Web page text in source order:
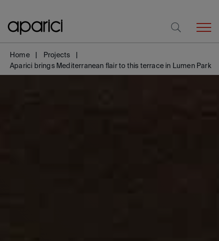
Home
Projects
Aparici brings Mediterranean flair to this terrace in Lumen Park